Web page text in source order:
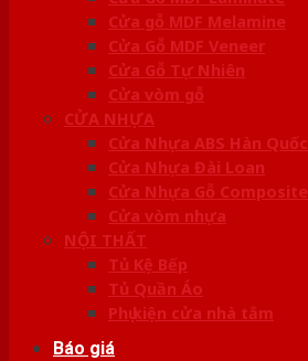
Cửa gỗ MDF Melamine
Cửa Gỗ MDF Veneer
Cửa Gỗ Tự Nhiên
Cửa vòm gỗ
CỬA NHỰA
Cửa Nhựa ABS Hàn Quốc
Cửa Nhựa Đài Loan
Cửa Nhựa Gỗ Composite
Cửa vòm nhựa
NỘI THẤT
Tủ Kệ Bếp
Tủ Quần Áo
Phụ kiện cửa nhà tắm
Báo giá